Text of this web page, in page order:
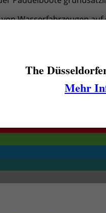
Wasserfahrzeugen
Das hat dazu
Passivradar und
sich begegnende
]
The
Mehr